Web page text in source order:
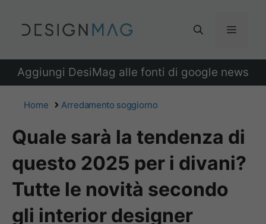
Menu
Aggiungi DesiMag alle fonti di google news
Home Arredamento soggiorno
Quale sarà la tendenza di
questo 2025 per i divani?
Tutte le novità secondo
gli interior designer